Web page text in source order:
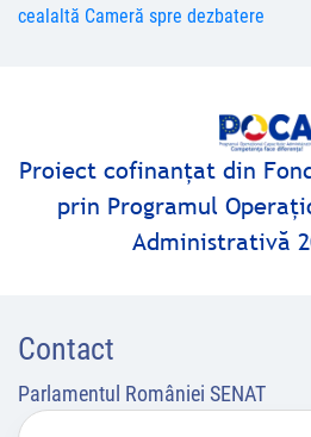
cealaltă Cameră spre dezbatere
Proiect cofinanţat din
prin Programul
Administrativă
Contact
Parlamentul României SENAT